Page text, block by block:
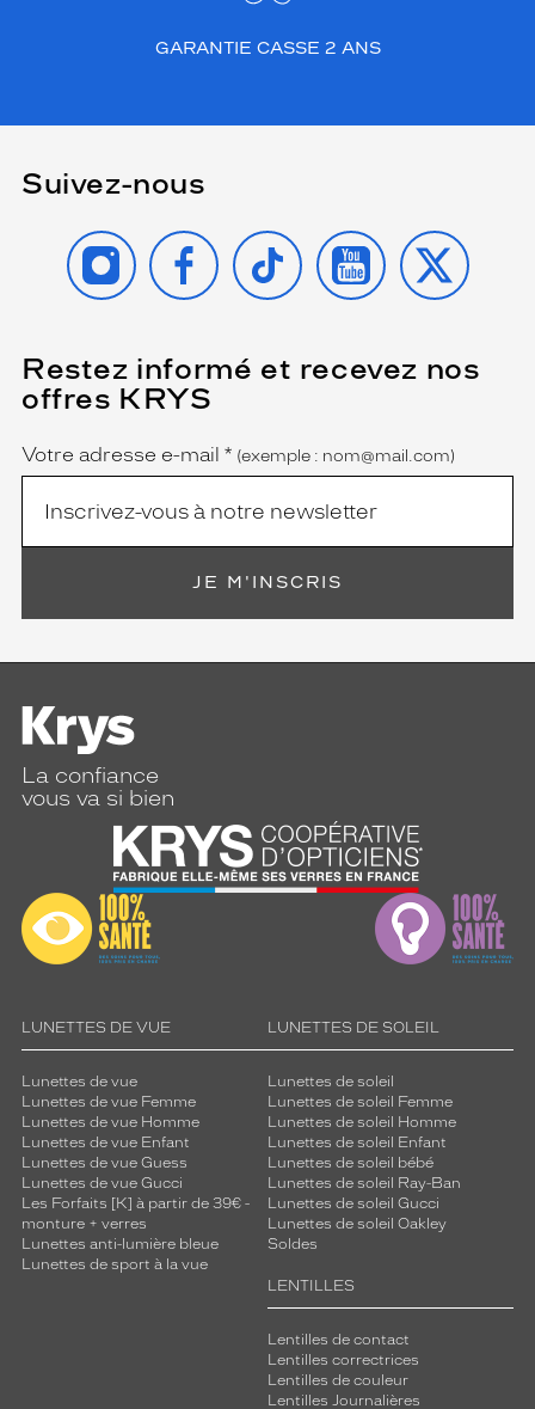
GARANTIE CASSE 2 ANS
Suivez-nous
INSTAGRAMFACEBOOK
TIKTOK YOUTUBE
X
Restez informé et recevez nos
offres KRYS
Name
Votre adresse e-mail *
(Ce
champ
est
obligatoire)
(exemple : nom@mail.com)
JE M'INSCRIS
La confiance
vous va si bien
LUNETTES DE VUE
Lunettes de vue
Lunettes de vue Femme
Lunettes de vue Homme
Lunettes de vue Enfant
Lunettes de vue Guess
Lunettes de vue Gucci
Les Forfaits [K] à partir de 39€ -
monture + verres
Lunettes anti-lumière bleue
Lunettes de sport à la vue
LUNETTES DE SOLEIL
Lunettes de soleil
Lunettes de soleil Femme
Lunettes de soleil Homme
Lunettes de soleil Enfant
Lunettes de soleil bébé
Lunettes de soleil Ray-Ban
Lunettes de soleil Gucci
Lunettes de soleil Oakley
Soldes
LENTILLES
Lentilles de contact
Lentilles correctrices
Lentilles de couleur
Lentilles Journalières